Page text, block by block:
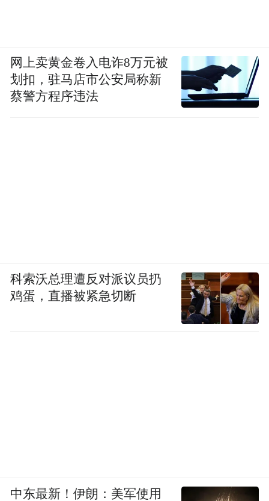
网上卖黄金卷入电诈8万元被
划扣，驻马店市公安局称新
蔡警方程序违法
科索沃总理遭反对派议员扔
鸡蛋，直播被紧急切断
中东最新！伊朗：美军使用